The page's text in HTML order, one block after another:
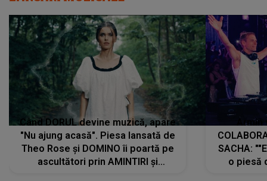
Când DORUL devine muzică, apare
"Nu ajung acasă". Piesa lansată de
Theo Rose și DOMINO îi poartă pe
ascultători prin AMINTIRI și
SACHA:
o piesă